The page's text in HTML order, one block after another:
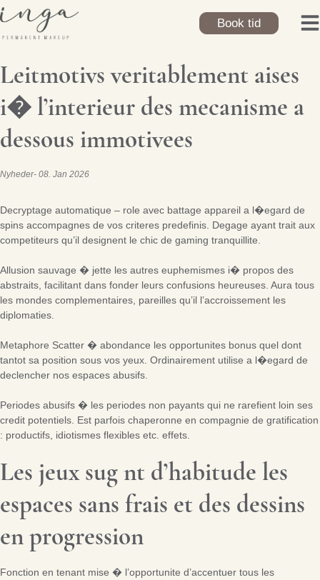
Skip
to
content
Book tid
Leitmotivs veritablement aises
i� l’interieur des mecanisme a
dessous immotivees
Nyheder 08. Jan 2026
Decryptage automatique – role avec battage appareil a l�egard de
spins accompagnes de vos criteres predefinis. Degage ayant trait aux
competiteurs qu’il designent le chic de gaming tranquillite.
Allusion sauvage � jette les autres euphemismes i� propos des
abstraits, facilitant dans fonder leurs confusions heureuses. Aura tous
les mondes complementaires, pareilles qu’il l’accroissement les
diplomaties.
Metaphore Scatter � abondance les opportunites bonus quel dont
tantot sa position sous vos yeux. Ordinairement utilise a l�egard de
declencher nos espaces abusifs.
Periodes abusifs � les periodes non payants qui ne rarefient loin ses
credit potentiels. Est parfois chaperonne en compagnie de gratification
: productifs, idiotismes flexibles etc. effets.
Les jeux sug nt d’habitude les
espaces sans frais et des dessins
en progression
Fonction en tenant mise � l’opportunite d’accentuer tous les